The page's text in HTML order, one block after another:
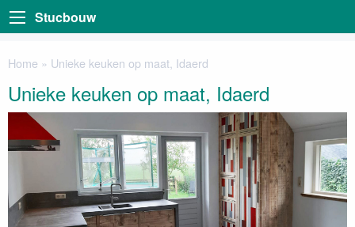
Stucbouw
Home » Unieke keuken op maat, Idaerd
Unieke keuken op maat, Idaerd